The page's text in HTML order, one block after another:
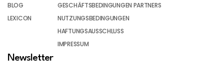
BLOG
LEXICON
GESCHÄFTSBEDINGUNGEN PARTNERS
NUTZUNGSBEDINGUNGEN
HAFTUNGSAUSSCHLUSS
IMPRESSUM
Newsletter